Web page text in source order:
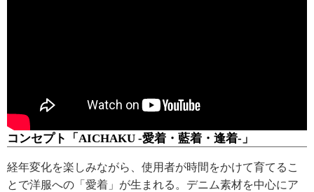
コンセプト「AICHAKU -愛着・藍着・逢着-」
経年変化を楽しみながら、使用者が時間をかけて育てるこ
とで洋服への「愛着」が生まれる。デニム素材を中心にア